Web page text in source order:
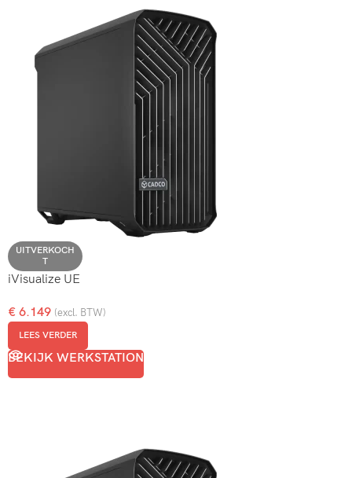
UITVERKOCH
T
iVisualize UE
€ 6.149 (excl. BTW)
LEES VERDER
BEKIJK WERKSTATION